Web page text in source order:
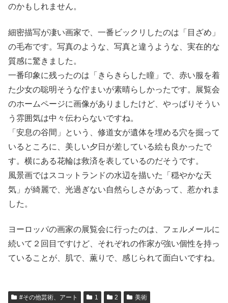
のかもしれません。
細密描写が凄い画家で、一番ビックリしたのは「目ざめ」
の毛布です。写真のような、写真と違うような、実在的な
質感に驚きました。
一番印象に残ったのは「きらきらした瞳」で、赤い服を着
た少女の聡明そうな佇まいが素晴らしかったです。展覧会
のホームページに画像がありましたけど、やっぱりそうい
う雰囲気は中々伝わらないですね。
「安息の谷間」という、修道女が遺体を埋める穴を掘って
いるところに、美しい夕日が差している絵も良かったで
す。横にある花輪は救済を表しているのだそうです。
風景画ではスコットランドの水辺を描いた「穏やかな天
気」が綺麗で、光過ぎない自然らしさがあって、惹かれま
した。
ヨーロッパの画家の展覧会に行ったのは、フェルメールに
続いて２回目ですけど、それぞれの作家が強い個性を持っ
ていることが、肌で、薫りで、感じられて面白いですね。
#その他芸術、アート 1 2 美術